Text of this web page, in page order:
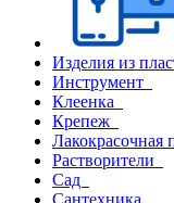
Изделия из
Инструмент
Клеенка
Крепеж
Лакокрасочная
Растворители
Сад